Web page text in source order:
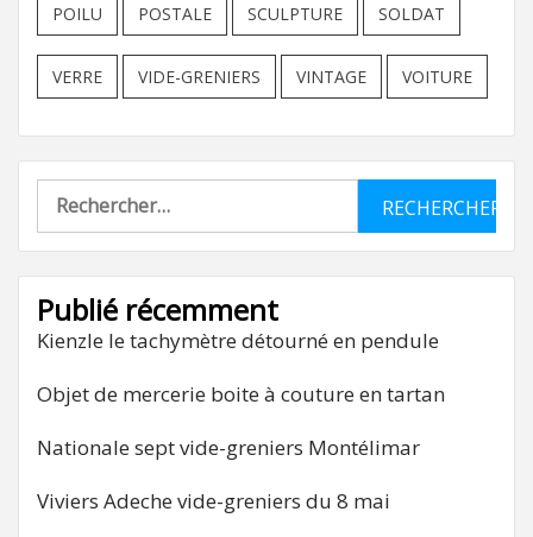
POILU POSTALE SCULPTURE SOLDAT
VERRE VIDE-GRENIERS VINTAGE VOITURE
Rechercher :
Publié récemment
Kienzle le tachymètre détourné en pendule
Objet de mercerie boite à couture en tartan
Nationale sept vide-greniers Montélimar
Viviers Adeche vide-greniers du 8 mai